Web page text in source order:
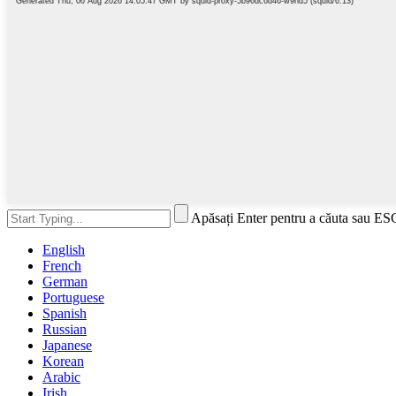
Apăsați Enter pentru a căuta sau
English
French
German
Portuguese
Spanish
Russian
Japanese
Korean
Arabic